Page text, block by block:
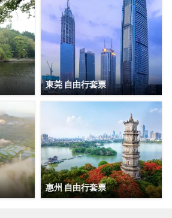
東莞 自由行套票
惠州 自由行套票